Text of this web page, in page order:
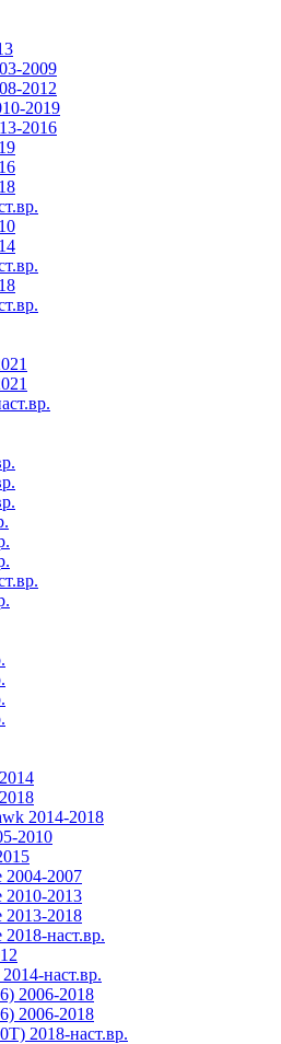
2009
2012
2019
2016
2014-2018
2010
2004-2007
2010-2013
2013-2018
наст.вр.
наст.вр.
2006-2018
2006-2018
2018-наст.вр.